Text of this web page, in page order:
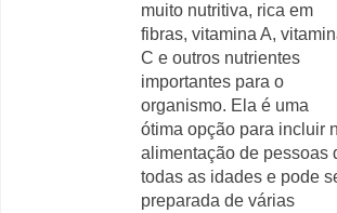
muito nutritiva, rica em
fibras, vitamina A,
C e outros nutrientes
importantes para o
organismo. Ela é uma
ótima opção para incluir
alimentação de pessoas
todas as idades e pode
preparada de várias